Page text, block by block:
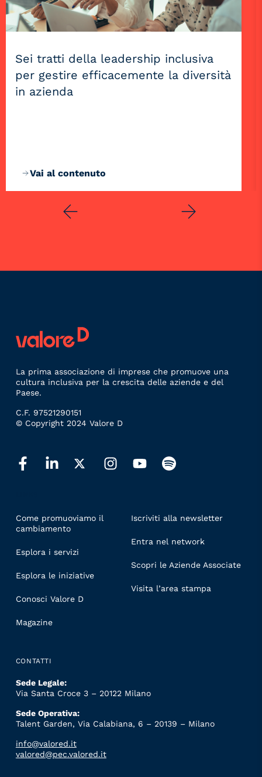
Sei tratti della leadership inclusiva
per gestire efficacemente la diversità
in azienda
Vai al contenuto
La prima associazione di imprese che promuove una
cultura inclusiva per la crescita delle aziende e del
Paese.
C.F. 97521290151
© Copyright 2024 Valore D
Come promuoviamo il
cambiamento
Esplora i servizi
Esplora le iniziative
Conosci Valore D
Magazine
Iscriviti alla newsletter
Entra nel network
Scopri le Aziende Associate
Visita l’area stampa
CONTATTI
Sede Legale:
Via Santa Croce 3 – 20122 Milano
Sede Operativa:
Talent Garden, Via Calabiana, 6 – 20139 – Milano
info@valored.it
valored@pec.valored.it